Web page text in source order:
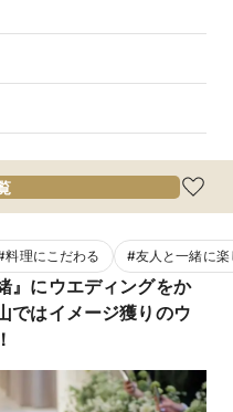
料理にこだわる #友人と一緒に楽
』にウエディングをか
ではイメージ獲りのウ